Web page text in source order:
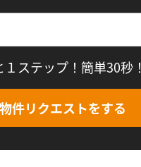
１ステップ！簡単30秒！
物件リクエストをする